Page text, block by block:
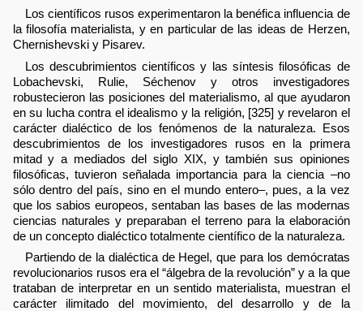
Los científicos rusos experimentaron la benéfica influencia de
la filosofía materialista, y en particular de las ideas de Herzen,
Chernishevski y Pisarev.
Los descubrimientos científicos y las síntesis filosóficas de
Lobachevski, Rulie, Séchenov y otros investigadores
robustecieron las posiciones del materialismo, al que ayudaron
en su lucha contra el idealismo y la religión, [325] y revelaron el
carácter dialéctico de los fenómenos de la naturaleza. Esos
descubrimientos de los investigadores rusos en la primera
mitad y a mediados del siglo XIX, y también sus opiniones
filosóficas, tuvieron señalada importancia para la ciencia –no
sólo dentro del país, sino en el mundo entero–, pues, a la vez
que los sabios europeos, sentaban las bases de las modernas
ciencias naturales y preparaban el terreno para la elaboración
de un concepto dialéctico totalmente científico de la naturaleza.
Partiendo de la dialéctica de Hegel, que para los demócratas
revolucionarios rusos era el “álgebra de la revolución” y a la que
trataban de interpretar en un sentido materialista, muestran el
carácter ilimitado del movimiento, del desarrollo y de la